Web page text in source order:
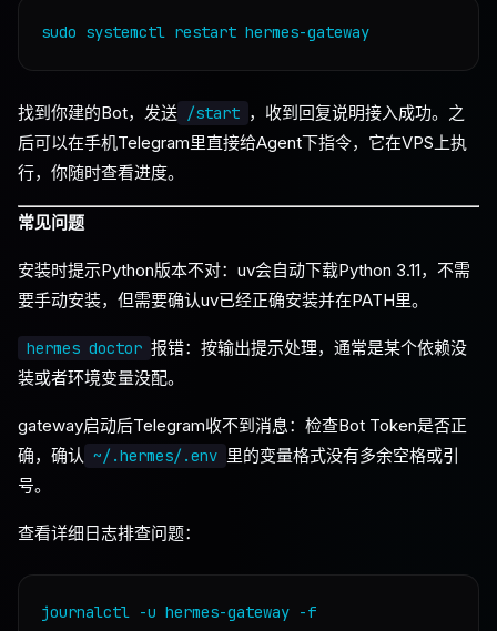
找到你建的Bot，发送 /start ，收到回复说明接入成功。之
后可以在手机Telegram里直接给Agent下指令，它在VPS上执
行，你随时查看进度。
常见问题
安装时提示Python版本不对：uv会自动下载Python 3.11，不需
要手动安装，但需要确认uv已经正确安装并在PATH里。
hermes doctor 报错：按输出提示处理，通常是某个依赖没
装或者环境变量没配。
gateway启动后Telegram收不到消息：检查Bot Token是否正
确，确认 ~/.hermes/.env 里的变量格式没有多余空格或引
号。
查看详细日志排查问题：
journalctl -u hermes-gateway -f